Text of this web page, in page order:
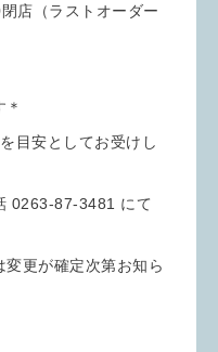
店（ラストオーダー
＊
目安としてお受けし
0263-87-3481 にて
変更が確定次第お知ら